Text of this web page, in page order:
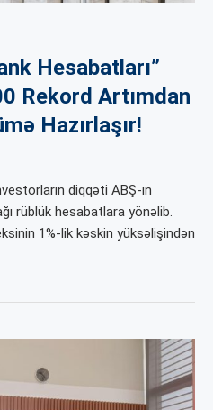
Hesabatları”
Rekord Artımdan
Hazırlaşır!
diqqəti ABŞ-ın
rüblük hesabatlara yönəlib.
1%-lik kəskin yüksəlişindən